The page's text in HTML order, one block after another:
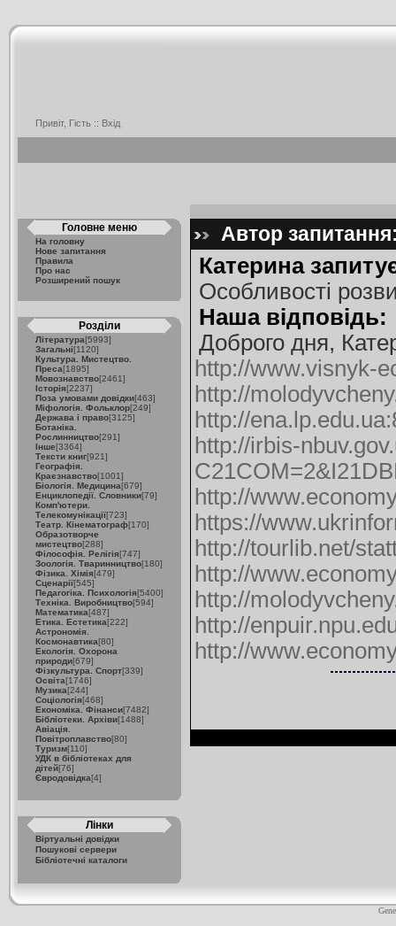
Привіт, Гість :: Вхід
Головне меню
На головну
Нове запитання
Правила
Про нас
Розширений пошук
Розділи
Література[5993]
Загальні[1120]
Культура. Мистецтво.
Преса[1895]
Мовознавство[2461]
Історія[2237]
Поза умовами довідки[463]
Міфологія. Фольклор[249]
Держава і право[3125]
Ботаніка.
Рослинництво[291]
Інше[3364]
Тексти книг[921]
Географія.
Краєзнавство[1001]
Біологія. Медицина[679]
Енциклопедії. Словники[79]
Комп'ютери.
Телекомунікації[723]
Театр. Кінематограф[170]
Образотворче
мистецтво[288]
Філософія. Релігія[747]
Зоологія. Тваринництво[180]
Фізика. Хімія[479]
Сценарії[545]
Педагогіка. Психологія[5400]
Техніка. Виробництво[594]
Математика[487]
Етика. Естетика[222]
Астрономія.
Космонавтика[80]
Екологія. Охорона
природи[679]
Фізкультура. Спорт[339]
Освіта[1746]
Музика[244]
Соціологія[468]
Економіка. Фінанси[7482]
Бібліотеки. Архіви[1488]
Авіація.
Повітроплавство[80]
Туризм[110]
УДК в бібліотеках для
дітей[76]
Євродовідка[4]
Лінки
Віртуальні довідки
Пошукові сервери
Бібліотечні каталоги
Автор
Катерина
Особливості
Наша відповідь:
Доброго дня,
http://www.visnyk-
http://
http://
http://irbis-
http://
https://
http://tourlib.net/
http://
http://
http://
http://